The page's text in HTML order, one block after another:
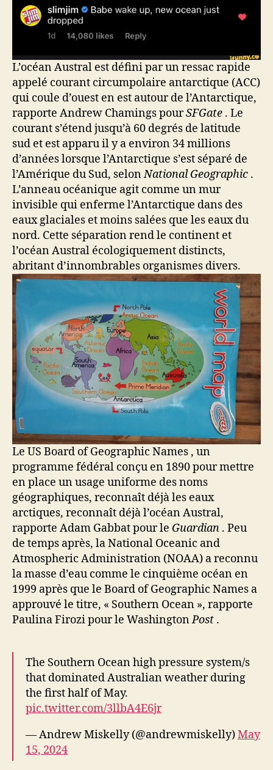
L’océan Austral est défini par un ressac rapide
appelé courant circumpolaire antarctique (ACC)
qui coule d’ouest en est autour de l’Antarctique,
rapporte Andrew Chamings pourSFGate . Le
courant s’étend jusqu’à 60 degrés de latitude
sud et est apparu il y a environ 34 millions
d’années lorsque l’Antarctique s’est séparé de
l’Amérique du Sud, selonNational Geographic .
L’anneau océanique agit comme un mur
invisible qui enferme l’Antarctique dans des
eaux glaciales et moins salées que les eaux du
nord. Cette séparation rend le continent et
l’océan Austral écologiquement distincts,
abritant d’innombrables organismes divers.
Le US Board of Geographic Names , un
programme fédéral conçu en 1890 pour mettre
en place un usage uniforme des noms
géographiques, reconnaît déjà les eaux
arctiques, reconnaît déjà l’océan Austral,
rapporte Adam Gabbat pour le Guardian . Peu
de temps après, la National Oceanic and
Atmospheric Administration (NOAA) a reconnu
la masse d’eau comme le cinquième océan en
1999 après que le Board of Geographic Names a
approuvé le titre, « Southern Ocean », rapporte
Paulina Firozi pour le WashingtonPost .
The Southern Ocean high pressure system/s
that dominated Australian weather during
the first half of May.
pic.twitter.com/3llbA4E6jr
— Andrew Miskelly (@andrewmiskelly)May
15, 2024